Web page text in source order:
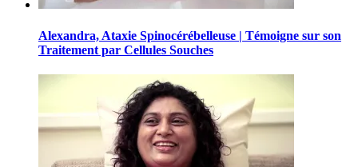
Alexandra, Ataxie Spinocérébelleuse | Témoigne sur son
Traitement par Cellules Souches